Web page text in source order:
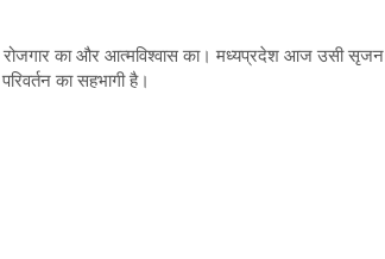
रोजगार का और आत्मविश्वास का। मध्यप्रदेश आज उसी सृजन
का सहभागी है।